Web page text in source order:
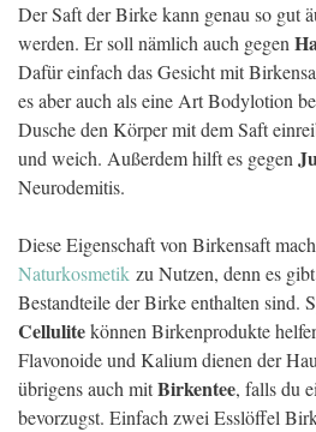
Der Saft der Birke kann genau so gut
werden. Er soll nämlich auch gegen
Dafür einfach das Gesicht mit
es aber auch als eine Art Bodylotion
Dusche den Körper mit dem Saft
und weich. Außerdem hilft es gegen
Neurodemitis.
Diese Eigenschaft von Birkensaft
Naturkosmetik zu Nutzen, denn es
Bestandteile der Birke enthalten sind.
Cellulitekönnen Birkenprodukte
Flavonoide und Kalium dienen der
übrigens auch mitBirkentee, falls du
bevorzugst. Einfach zwei Esslöffel